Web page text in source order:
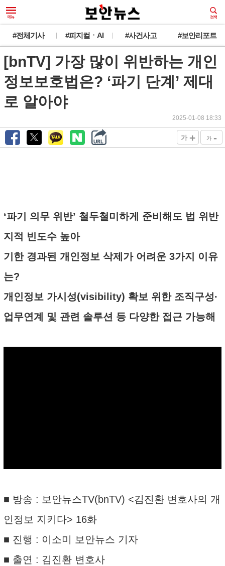
#전체기사 #피지컬ㆍAI #사건사고 #보안리포트
[bnTV] 가장 많이 위반하는 개인
정보보호법은? ‘파기 단계’ 제대
로 알아야
2025-01-08 18:33
가 + 가 -
‘파기 의무 위반’ 철두철미하게 준비해도 법 위반
지적 빈도수 높아
기한 경과된 개인정보 삭제가 어려운 3가지 이유
는?
개인정보 가시성(visibility) 확보 위한 조직구성·
업무연계 및 관련 솔루션 등 다양한 접근 가능해
■ 방송 : 보안뉴스TV(bnTV) <김진환 변호사의 개
인정보 지키다> 16화
■ 진행 : 이소미 보안뉴스 기자
■ 출연 : 김진환 변호사